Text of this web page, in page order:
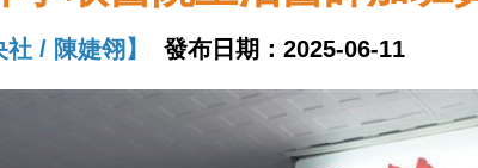
/ 陳婕翎】 發布日期：2025-06-11